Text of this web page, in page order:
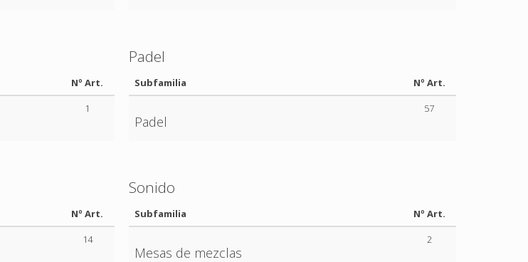
Nº Art.
1
Padel
Subfamilia Nº Art.
Padel
57
Nº Art.
14
Sonido
Subfamilia Nº Art.
Mesas de mezclas
2